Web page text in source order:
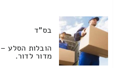
בס"ד
הובלות הסלע
מדור לדור.